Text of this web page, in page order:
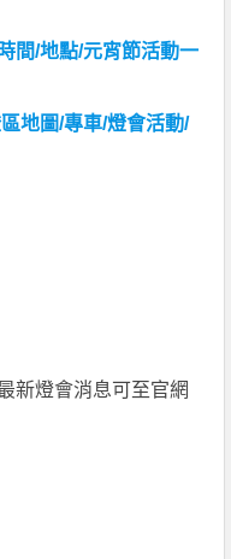
間/地點/元宵節活動一
地圖/專車/燈會活動/
新燈會消息可至官網